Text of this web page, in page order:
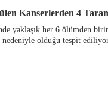
Kanserlerden 4
yaklaşık her 6 ölümden
olduğu tespit